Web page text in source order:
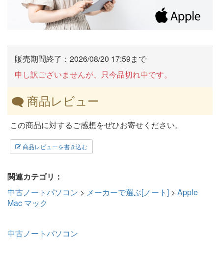
販売期間終了：2026/08/20 17:59まで
申し訳ございませんが、只今品切れ中です。
商品レビュー
この商品に対するご感想をぜひお寄せください。
商品レビューを書き込む
関連カテゴリ：
中古ノートパソコン > メーカーで選ぶ[ノート] > Apple
Mac マック
中古ノートパソコン